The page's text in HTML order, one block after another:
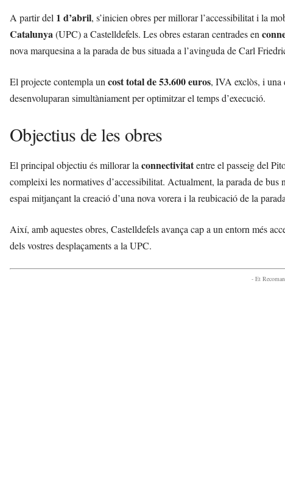
A partir del 1 d’abril, s’inicien obres per millorar l’accessibilitat i la
Catalunya(UPC) a Castelldefels. Les obres estaran centrades en
nova marquesina a la parada de bus situada a l’avinguda de Carl
El projecte contempla un cost total de 53.600 euros, IVA exclòs, i una
desenvoluparan simultàniament per optimitzar el temps d’execució.
Objectius de les obres
El principal objectiu és millorar la connectivitatentre el passeig del
compleixi les normatives d’accessibilitat. Actualment, la parada de
espai mitjançant la creació d’una nova vorera i la reubicació de la
Així, amb aquestes obres, Castelldefels avança cap a un entorn més
dels vostres desplaçaments a la UPC.
- Et